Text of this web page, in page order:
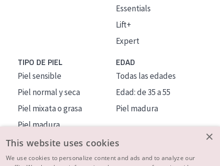
Essentials
Lift+
Expert
TIPO DE PIEL
Piel sensible
Piel normal y seca
Piel mixata o grasa
Piel madura
Piel expuesta al sol
Piel menopáusica
EDAD
Todas las edades
Edad: de 35 a 55
Piel madura
×
This website uses cookies
We use cookies to personalize content and ads and to analyze our